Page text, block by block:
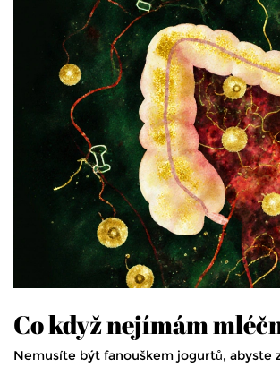
Co když nejímám
Nemusíte být fanouškem jogurtů,